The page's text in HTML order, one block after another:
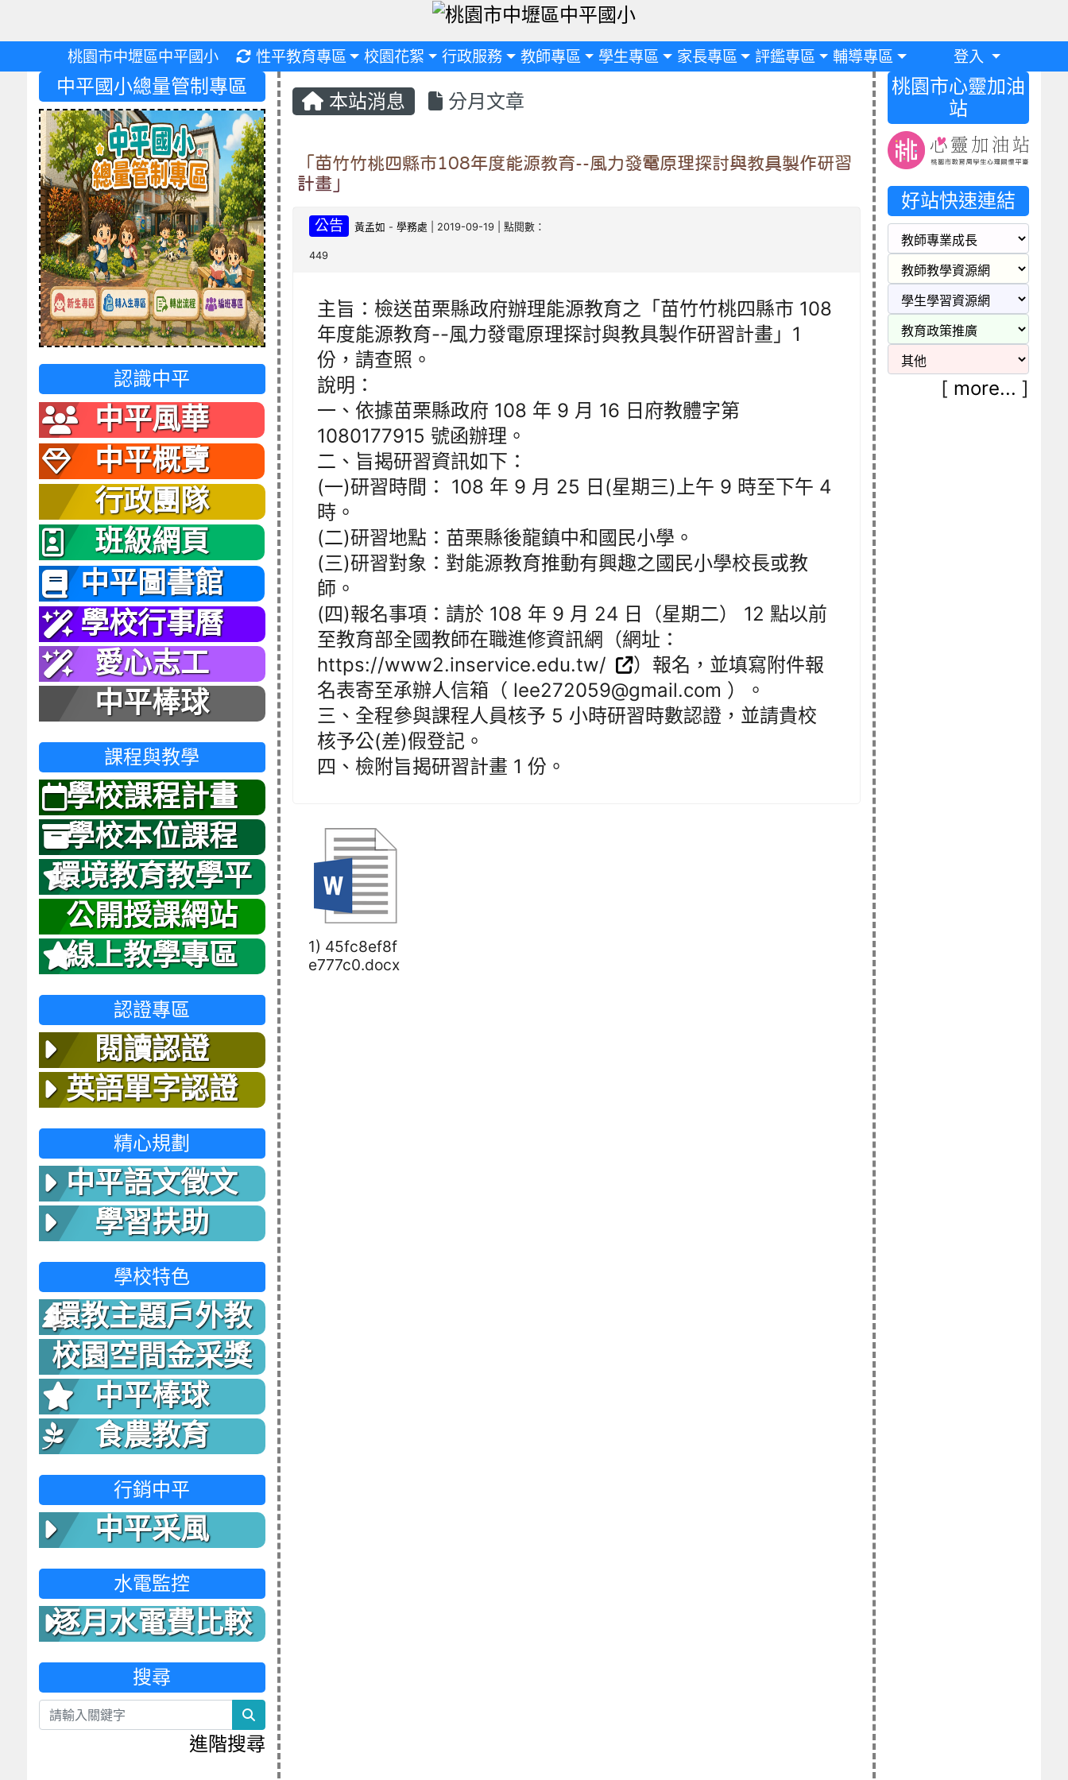
桃園市中壢區中平國小 重新取得佈景設定
性平教育專區 校園花絮 行政服務 教師專區 學生專區 家長專區 評鑑專區 輔導專區 登入
本站消息 分月文章
「苗竹竹桃四縣市108年度能源教育--風力發電原理探討與教具製作研習
計畫」
公告 黃孟如 -學務處 | 2019-09-19 | 點閱數：
449
主旨：檢送苗栗縣政府辦理能源教育之「苗竹竹桃四縣市 108
年度能源教育--風力發電原理探討與教具製作研習計畫」1
份，請查照。
說明：
一、依據苗栗縣政府 108 年 9 月 16 日府教體字第
1080177915 號函辦理。
二、旨揭研習資訊如下：
(一)研習時間： 108 年 9 月 25 日(星期三)上午 9 時至下午 4
時。
(二)研習地點：苗栗縣後龍鎮中和國民小學。
(三)研習對象：對能源教育推動有興趣之國民小學校長或教
師。
(四)報名事項：請於 108 年 9 月 24 日（星期二） 12 點以前
至教育部全國教師在職進修資訊網（網址：
https://www2.inservice.edu.tw/
）報名，並填寫附件報
名表寄至承辦人信箱（ lee272059@gmail.com ）。
三、全程參與課程人員核予 5 小時研習時數認證，並請貴校
核予公(差)假登記。
四、檢附旨揭研習計畫 1 份。
1) 45fc8ef8f
e777c0.docx
中平國小總量管制專區
認識中平
中平風華
中平概覽
行政團隊
班級網頁
中平圖書館
學校行事曆
愛心志工
中平棒球
課程與教學
學校課程計畫
學校本位課程
環境教育教學平
台
公開授課網站
線上教學專區
認證專區
閱讀認證
英語單字認證
精心規劃
中平語文徵文
學習扶助
學校特色
環教主題戶外教
室
校園空間金采獎
中平棒球
食農教育
行銷中平
中平采風
水電監控
逐月水電費比較
表
搜尋
search
進階搜尋
桃園市心靈加油
站
好站快速連結
[ more... ]